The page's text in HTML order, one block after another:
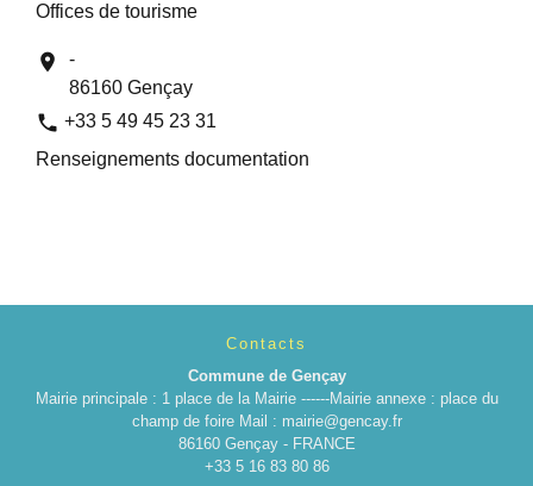
Offices de tourisme
location_on
-
86160 Gençay
phone +33 5 49 45 23 31
Renseignements documentation
Contacts
Commune de Gençay
Mairie principale : 1 place de la Mairie ------Mairie annexe : place du
champ de foire Mail : mairie@gencay.fr
86160 Gençay - FRANCE
+33 5 16 83 80 86